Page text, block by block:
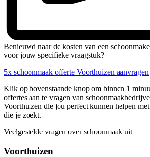
Benieuwd naar de kosten van een
voor jouw specifieke vraagstuk?
5x schoonmaak offerte Voorthuizen aanvragen
Klik op bovenstaande knop om binnen 1
offertes aan te vragen van
Voorthuizen die jou perfect kunnen helpen
die je zoekt.
Veelgestelde vragen over schoonmaak uit
Voorthuizen